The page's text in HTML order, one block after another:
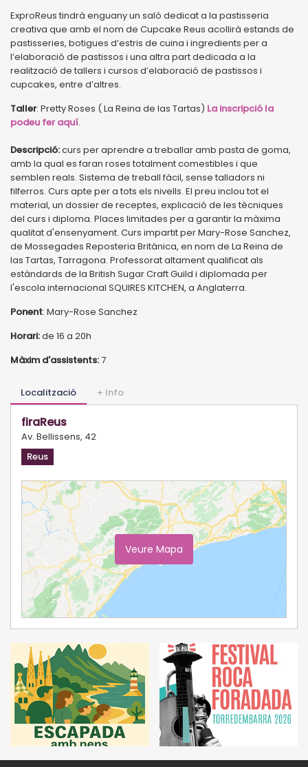
ExproReus tindrà enguany un saló dedicat a la pastisseria
creativa que amb el nom de Cupcake Reus acollirà estands de
pastisseries, botigues d’estris de cuina i ingredients per a
l’elaboració de pastissos i una altra part dedicada a la
realització de tallers i cursos d’elaboració de pastissos i
cupcakes, entre d’altres.
Taller: Pretty Roses ( La Reina de las Tartas) La inscripció la
podeu fer aquí.
Descripció:curs per aprendre a treballar amb pasta de goma,
amb la qual es faran roses totalment comestibles i que
semblen reals. Sistema de treball fàcil, sense talladors ni
filferros. Curs apte per a tots els nivells. El preu inclou tot el
material, un dossier de receptes, explicació de les tècniques
del curs i diploma. Places limitades per a garantir la màxima
qualitat d'ensenyament. Curs impartit per Mary-Rose Sanchez,
de Mossegades Reposteria Britànica, en nom de La Reina de
las Tartas, Tarragona. Professorat altament qualificat als
estàndards de la British Sugar Craft Guild i diplomada per
l'escola internacional SQUIRES KITCHEN, a Anglaterra.
Ponent: Mary-Rose Sanchez
Horari:de 16 a 20h
Màxim d'assistents:7
Localització + Info
firaReus
Av. Bellissens, 42
Reus
Veure Mapa